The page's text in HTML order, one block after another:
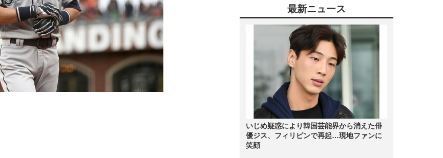
最新ニュース
いじめ疑惑により韓国芸能界から消えた俳
優ジス、フィリピンで再起…現地ファンに
笑顔